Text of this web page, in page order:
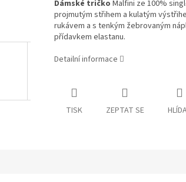
Dámské tričko Malfini ze 100%
projmutým střihem a kulatým
rukávem a s tenkým žebrovaným
přídavkem elastanu.
Detailní informace
TISK ZEPTAT SE